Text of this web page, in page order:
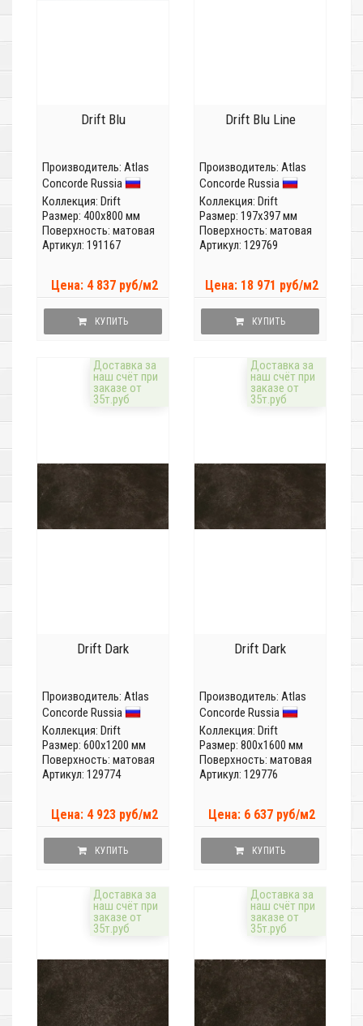
Drift Blu
Производитель: Atlas
Concorde Russia
Коллекция: Drift
Размер: 400x800 мм
Поверхность: матовая
Артикул: 191167
Цена: 4 837 руб/м2
КУПИТЬ
Drift Blu Line
Производитель: Atlas
Concorde Russia
Коллекция: Drift
Размер: 197x397 мм
Поверхность: матовая
Артикул: 129769
Цена: 18 971 руб/м2
КУПИТЬ
Доставка за
наш счёт при
заказе от
35т.руб
Drift Dark
Производитель: Atlas
Concorde Russia
Коллекция: Drift
Размер: 600x1200 мм
Поверхность: матовая
Артикул: 129774
Цена: 4 923 руб/м2
КУПИТЬ
Доставка за
наш счёт при
заказе от
35т.руб
Drift Dark
Производитель: Atlas
Concorde Russia
Коллекция: Drift
Размер: 800x1600 мм
Поверхность: матовая
Артикул: 129776
Цена: 6 637 руб/м2
КУПИТЬ
Доставка за
наш счёт при
заказе от
35т.руб
Доставка за
наш счёт при
заказе от
35т.руб